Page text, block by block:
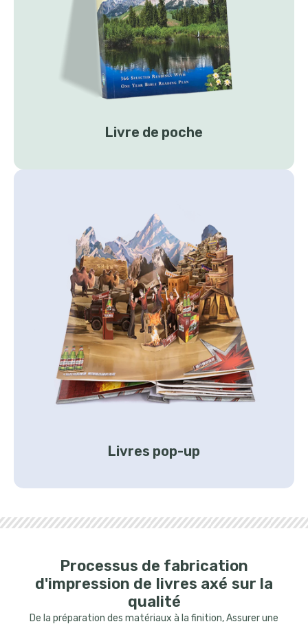
Livre de poche
Livres pop-up
Processus de fabrication
d'impression de livres axé sur la
qualité
De la préparation des matériaux à la finition, Assurer une